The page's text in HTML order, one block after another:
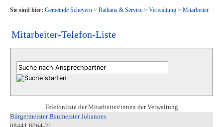
Sie sind hier: Gemeinde Scheyern> Rathaus & Service> Verwaltung> Mitarbeiter
Mitarbeiter-Telefon-Liste
Telefonliste der Mitarbeiter/innen der Verwaltung
Bürgermeister Baumeister Johannes